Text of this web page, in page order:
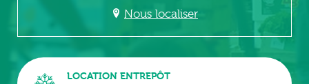
Nous localiser
LOCATION ENTREPÔT